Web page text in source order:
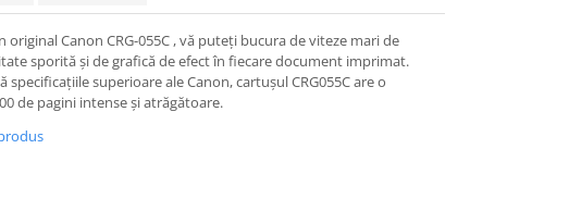
original Canon CRG-055C , vă puteți bucura de viteze mari de
sporită și de grafică de efect în fiecare document imprimat.
specificațiile superioare ale Canon, cartușul CRG055C are o
de pagini intense și atrăgătoare.